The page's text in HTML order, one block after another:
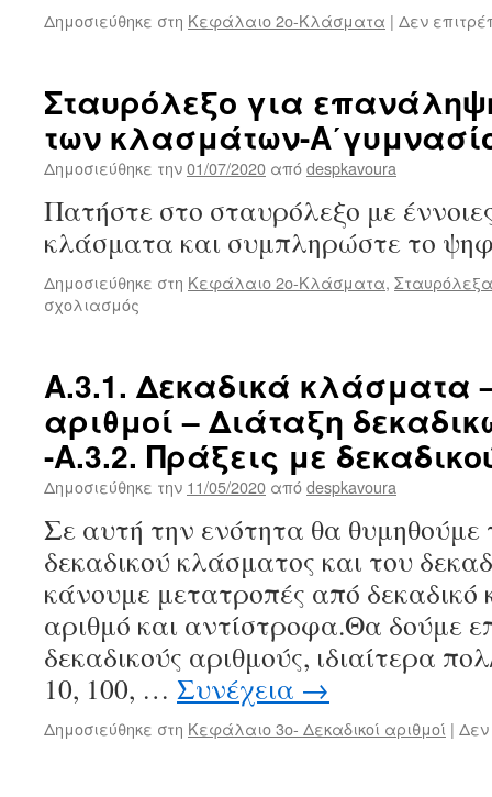
Δημοσιεύθηκε στη Κεφάλαιο 2ο-Κλάσματα | Δεν
Σταυρόλεξο για
των κλασμάτων-
Δημοσιεύθηκε την01/07/2020 απόdespkavoura
Πατήστε στο σταυρόλεξο με
κλάσματα και συμπληρώστε το
Δημοσιεύθηκε στη Κεφάλαιο 2ο-Κλάσματα,
σχολιασμός
στη
θεωρία
των
κλασμάτων-
Α΄γυμνασίου
Α.3.1. Δεκαδικά κλάσματα
αριθμοί – Διάταξη
-Α.3.2. Πράξεις με
Δημοσιεύθηκε την 11/05/2020 απόdespkavoura
Σε αυτή την ενότητα θα θυμηθούμε
δεκαδικού κλάσματος και του
κάνουμε μετατροπές από δεκαδικό
αριθμό και αντίστροφα.Θα δούμε
δεκαδικούς αριθμούς, ιδιαίτερα
10, 100, … Συνέχεια →
Δημοσιεύθηκε στη Κεφάλαιο 3ο- Δεκαδικοί αριθμοί | Δεν